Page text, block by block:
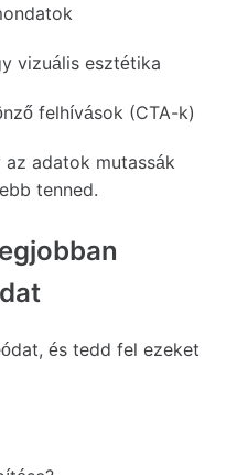
vizuális esztétika
felhívások (CTA-k)
adatok mutassák
tenned.
és tedd fel ezeket